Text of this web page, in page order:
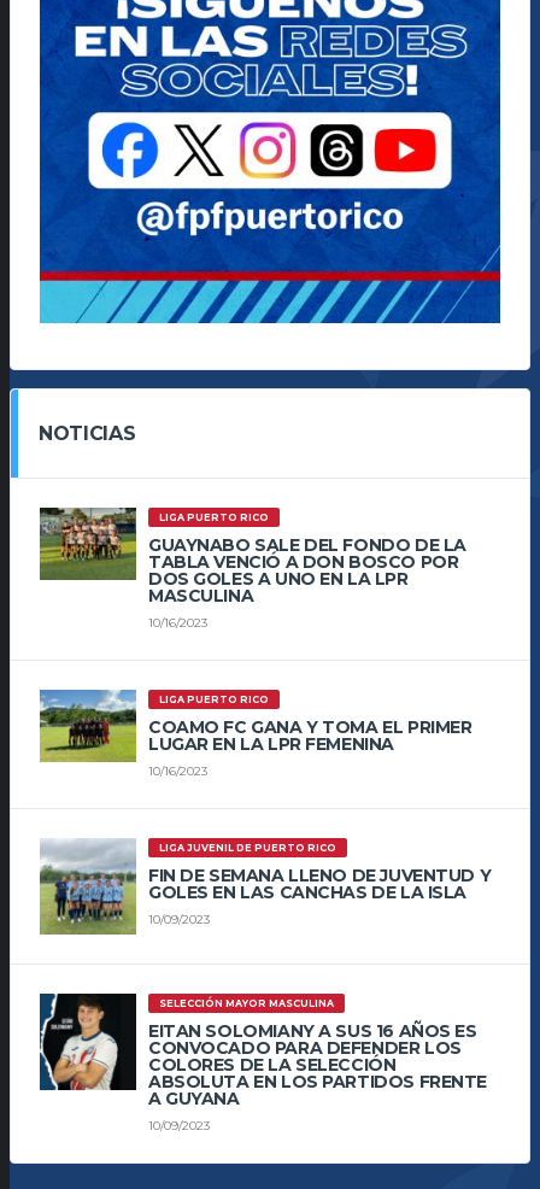
NOTICIAS
LIGA PUERTO RICO
GUAYNABO SALE DEL FONDO DE LA
TABLA VENCIÓ A DON BOSCO POR
DOS GOLES A UNO EN LA LPR
MASCULINA
10/16/2023
LIGA PUERTO RICO
COAMO FC GANA Y TOMA EL PRIMER
LUGAR EN LA LPR FEMENINA
10/16/2023
LIGA JUVENIL DE PUERTO RICO
FIN DE SEMANA LLENO DE JUVENTUD Y
GOLES EN LAS CANCHAS DE LA ISLA
10/09/2023
SELECCIÓN MAYOR MASCULINA
EITAN SOLOMIANY A SUS 16 AÑOS ES
CONVOCADO PARA DEFENDER LOS
COLORES DE LA SELECCIÓN
ABSOLUTA EN LOS PARTIDOS FRENTE
A GUYANA
10/09/2023